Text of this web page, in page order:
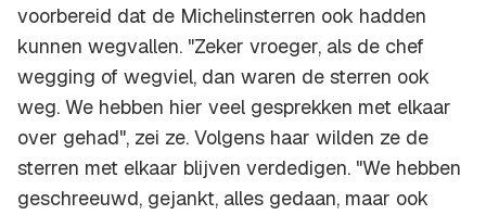
voorbereid dat de Michelinsterren ook hadden
kunnen wegvallen. "Zeker vroeger, als de chef
wegging of wegviel, dan waren de sterren ook
weg. We hebben hier veel gesprekken met elkaar
over gehad", zei ze. Volgens haar wilden ze de
sterren met elkaar blijven verdedigen. "We hebben
geschreeuwd, gejankt, alles gedaan, maar ook